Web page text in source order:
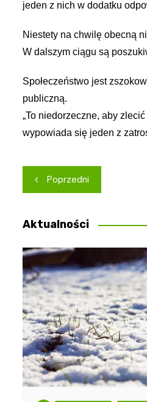
jeden z nich w dodatku
Niestety na chwilę obecną
W dalszym ciągu są
Społeczeństwo jest
publiczną.
„To niedorzeczne, aby
wypowiada się jeden z
Nawigacja
wpisu
Poprzedni
Aktualności